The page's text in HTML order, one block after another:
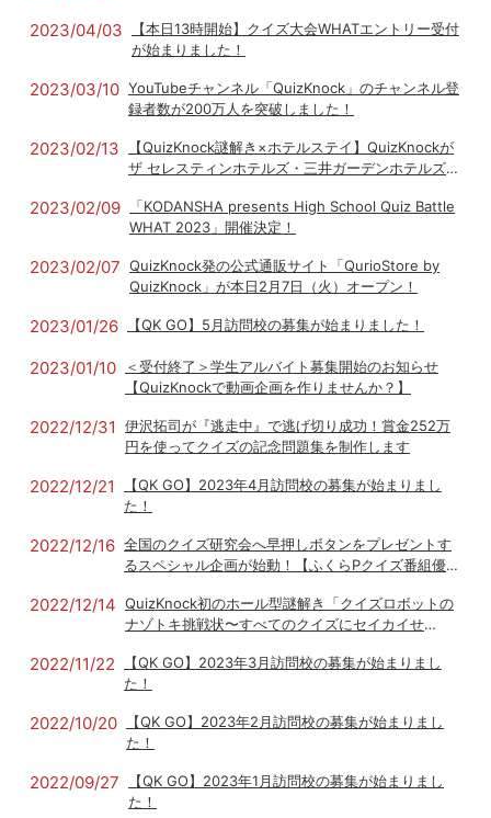
2023/04/03
【本日13時開始】クイズ大会WHATエントリー受付
が始まりました！
2023/03/10 YouTubeチャンネル「QuizKnock」のチャンネル登
録者数が200万人を突破しました！
2023/02/13
【QuizKnock謎解き×ホテルステイ】QuizKnockが
ザ セレスティンホテルズ・三井ガーデンホテルズと
から予約受付開始
2023/02/09
「KODANSHA presents High School Quiz Battle
WHAT 2023」開催決定！
2023/02/07 QuizKnock発の公式通販サイト「QurioStore by
QuizKnock」が本日2月7日（火）オープン！
2023/01/26 【QK GO】5月訪問校の募集が始まりました！
2023/01/10
＜受付終了＞学生アルバイト募集開始のお知らせ
【QuizKnockで動画企画を作りませんか？】
2022/12/31
伊沢拓司が『逃走中』で逃げ切り成功！賞金252万
円を使ってクイズの記念問題集を制作します
2022/12/21
【QK GO】2023年4月訪問校の募集が始まりまし
た！
2022/12/16 全国のクイズ研究会へ早押しボタンをプレゼントす
るスペシャル企画が始動！【ふくらPクイズ番組優勝
2022/12/14 QuizKnock初のホール型謎解き「クイズロボットの
ナゾトキ挑戦状〜すべてのクイズにセイカイせ
2022/11/22
【QK GO】2023年3月訪問校の募集が始まりまし
た！
2022/10/20
【QK GO】2023年2月訪問校の募集が始まりまし
た！
2022/09/27
【QK GO】2023年1月訪問校の募集が始まりまし
た！